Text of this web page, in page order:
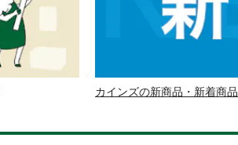
カインズの新商品・新着商品